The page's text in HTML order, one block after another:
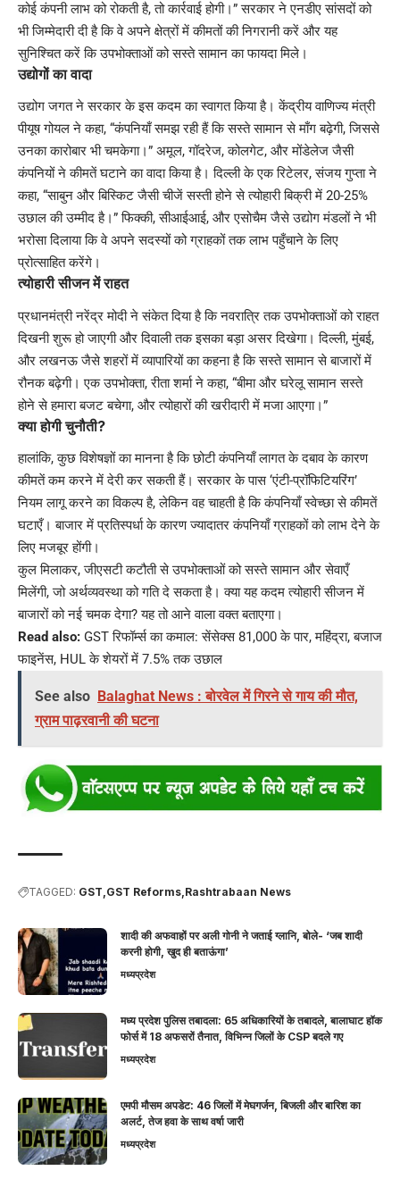
कोई कंपनी लाभ को रोकती है, तो कार्रवाई होगी।” सरकार ने एनडीए सांसदों को
भी जिम्मेदारी दी है कि वे अपने क्षेत्रों में कीमतों की निगरानी करें और यह
सुनिश्चित करें कि उपभोक्ताओं को सस्ते सामान का फायदा मिले।
उद्योगों का वादा
उद्योग जगत ने सरकार के इस कदम का स्वागत किया है। केंद्रीय वाणिज्य मंत्री
पीयूष गोयल ने कहा, “कंपनियाँ समझ रही हैं कि सस्ते सामान से माँग बढ़ेगी, जिससे
उनका कारोबार भी चमकेगा।” अमूल, गॉदरेज, कोलगेट, और मोंडेलेज जैसी
कंपनियों ने कीमतें घटाने का वादा किया है। दिल्ली के एक रिटेलर, संजय गुप्ता ने
कहा, “साबुन और बिस्किट जैसी चीजें सस्ती होने से त्योहारी बिक्री में 20-25%
उछाल की उम्मीद है।” फिक्की, सीआईआई, और एसोचैम जैसे उद्योग मंडलों ने भी
भरोसा दिलाया कि वे अपने सदस्यों को ग्राहकों तक लाभ पहुँचाने के लिए
प्रोत्साहित करेंगे।
त्योहारी सीजन में राहत
प्रधानमंत्री नरेंद्र मोदी ने संकेत दिया है कि नवरात्रि तक उपभोक्ताओं को राहत
दिखनी शुरू हो जाएगी और दिवाली तक इसका बड़ा असर दिखेगा। दिल्ली, मुंबई,
और लखनऊ जैसे शहरों में व्यापारियों का कहना है कि सस्ते सामान से बाजारों में
रौनक बढ़ेगी। एक उपभोक्ता, रीता शर्मा ने कहा, “बीमा और घरेलू सामान सस्ते
होने से हमारा बजट बचेगा, और त्योहारों की खरीदारी में मजा आएगा।”
क्या होगी चुनौती?
हालांकि, कुछ विशेषज्ञों का मानना है कि छोटी कंपनियाँ लागत के दबाव के कारण
कीमतें कम करने में देरी कर सकती हैं। सरकार के पास ‘एंटी-प्रॉफिटियरिंग’
नियम लागू करने का विकल्प है, लेकिन वह चाहती है कि कंपनियाँ स्वेच्छा से कीमतें
घटाएँ। बाजार में प्रतिस्पर्धा के कारण ज्यादातर कंपनियाँ ग्राहकों को लाभ देने के
लिए मजबूर होंगी।
कुल मिलाकर, जीएसटी कटौती से उपभोक्ताओं को सस्ते सामान और सेवाएँ
मिलेंगी, जो अर्थव्यवस्था को गति दे सकता है। क्या यह कदम त्योहारी सीजन में
बाजारों को नई चमक देगा? यह तो आने वाला वक्त बताएगा।
Read also: GST रिफॉर्म्स का कमाल: सेंसेक्स 81,000 के पार, महिंद्रा, बजाज
फाइनेंस, HUL के शेयरों में 7.5% तक उछाल
See also Balaghat News : बोरवेल में गिरने से गाय की मौत,
ग्राम पाढ़रवानी की घटना
TAGGED: GST GST Reforms Rashtrabaan News
शादी की अफवाहों पर अली गोनी ने जताई ग्लानि, बोले- ‘जब शादी
करनी होगी, खुद ही बताऊंगा’
मध्यप्रदेश
मध्य प्रदेश पुलिस तबादला: 65 अधिकारियों के तबादले, बालाघाट हॉक
फोर्स में 18 अफसरों तैनात, विभिन्न जिलों के CSP बदले गए
मध्यप्रदेश
एमपी मौसम अपडेट: 46 जिलों में मेघगर्जन, बिजली और बारिश का
अलर्ट, तेज हवा के साथ वर्षा जारी
मध्यप्रदेश